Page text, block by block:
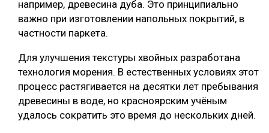
например, древесина дуба. Это принципиально
важно при изготовлении напольных покрытий, в
частности паркета.
Для улучшения текстуры хвойных разработана
технология морения. В естественных условиях этот
процесс растягивается на десятки лет пребывания
древесины в воде, но красноярским учёным
удалось сократить это время до нескольких дней.